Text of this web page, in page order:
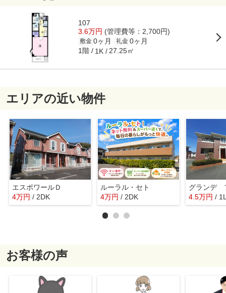
107
3.6万円 (管理費等：2,700円)
敷金 0ヶ月 礼金 0ヶ月
1階 1K 27.25㎡
エリアの近い物件
エスポワールＤ
4万円 / 2DK
ルーラル・セト
4万円 / 2DK 4.5万円 /
お客様の声